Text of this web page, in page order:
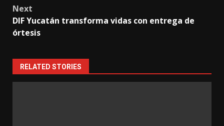
Next
DIF Yucatán transforma vidas con entrega de
órtesis
RELATED STORIES